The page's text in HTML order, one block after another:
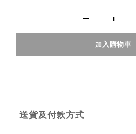
加入購物車
送貨及付款方式